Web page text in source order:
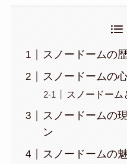
スノードームの
スノードームの
スノードーム
スノードームの
ン
スノードームの